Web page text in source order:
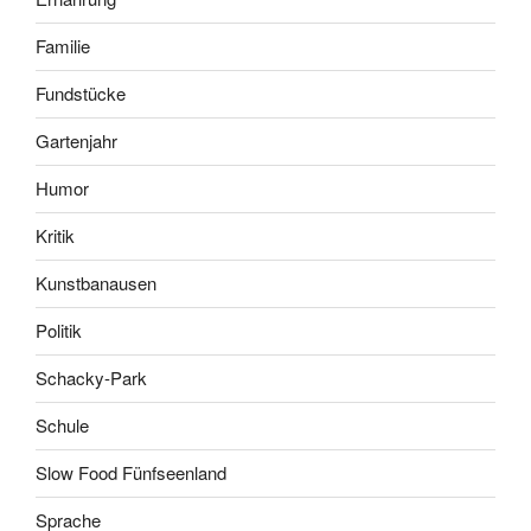
Familie
Fundstücke
Gartenjahr
Humor
Kritik
Kunstbanausen
Politik
Schacky-Park
Schule
Slow Food Fünfseenland
Sprache